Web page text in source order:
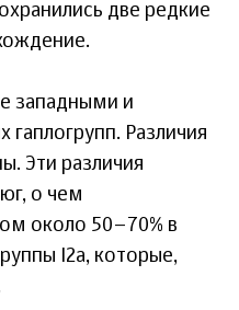
две редкие
западными и
Различия
Эти различия
о чем
около 50–70% в
I2a, которые,